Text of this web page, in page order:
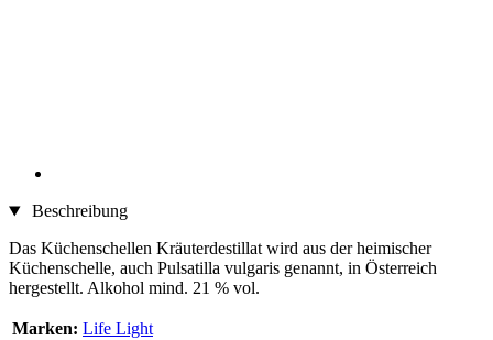
Beschreibung
Das Küchenschellen Kräuterdestillat wird aus der heimischer
Küchenschelle, auch Pulsatilla vulgaris genannt, in Österreich
hergestellt. Alkohol mind. 21 % vol.
Marken: Life Light